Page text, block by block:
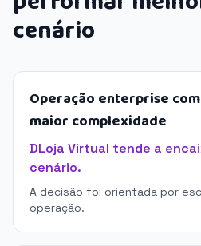
cenário
Operação enterprise
maior complexidade
DLoja Virtual tende a
cenário.
A decisão foi orientada por
operação.